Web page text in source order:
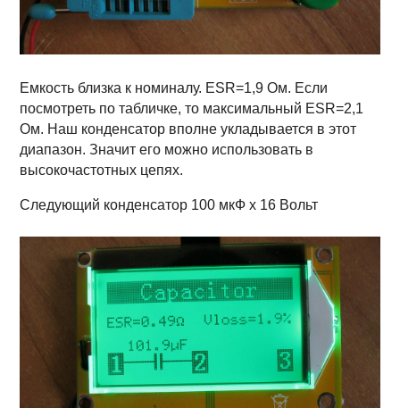
Емкость близка к номиналу. ESR=1,9 Ом. Если
посмотреть по табличке, то максимальный ESR=2,1
Ом. Наш конденсатор вполне укладывается в этот
диапазон. Значит его можно использовать в
высокочастотных цепях.
Следующий конденсатор 100 мкФ х 16 Вольт